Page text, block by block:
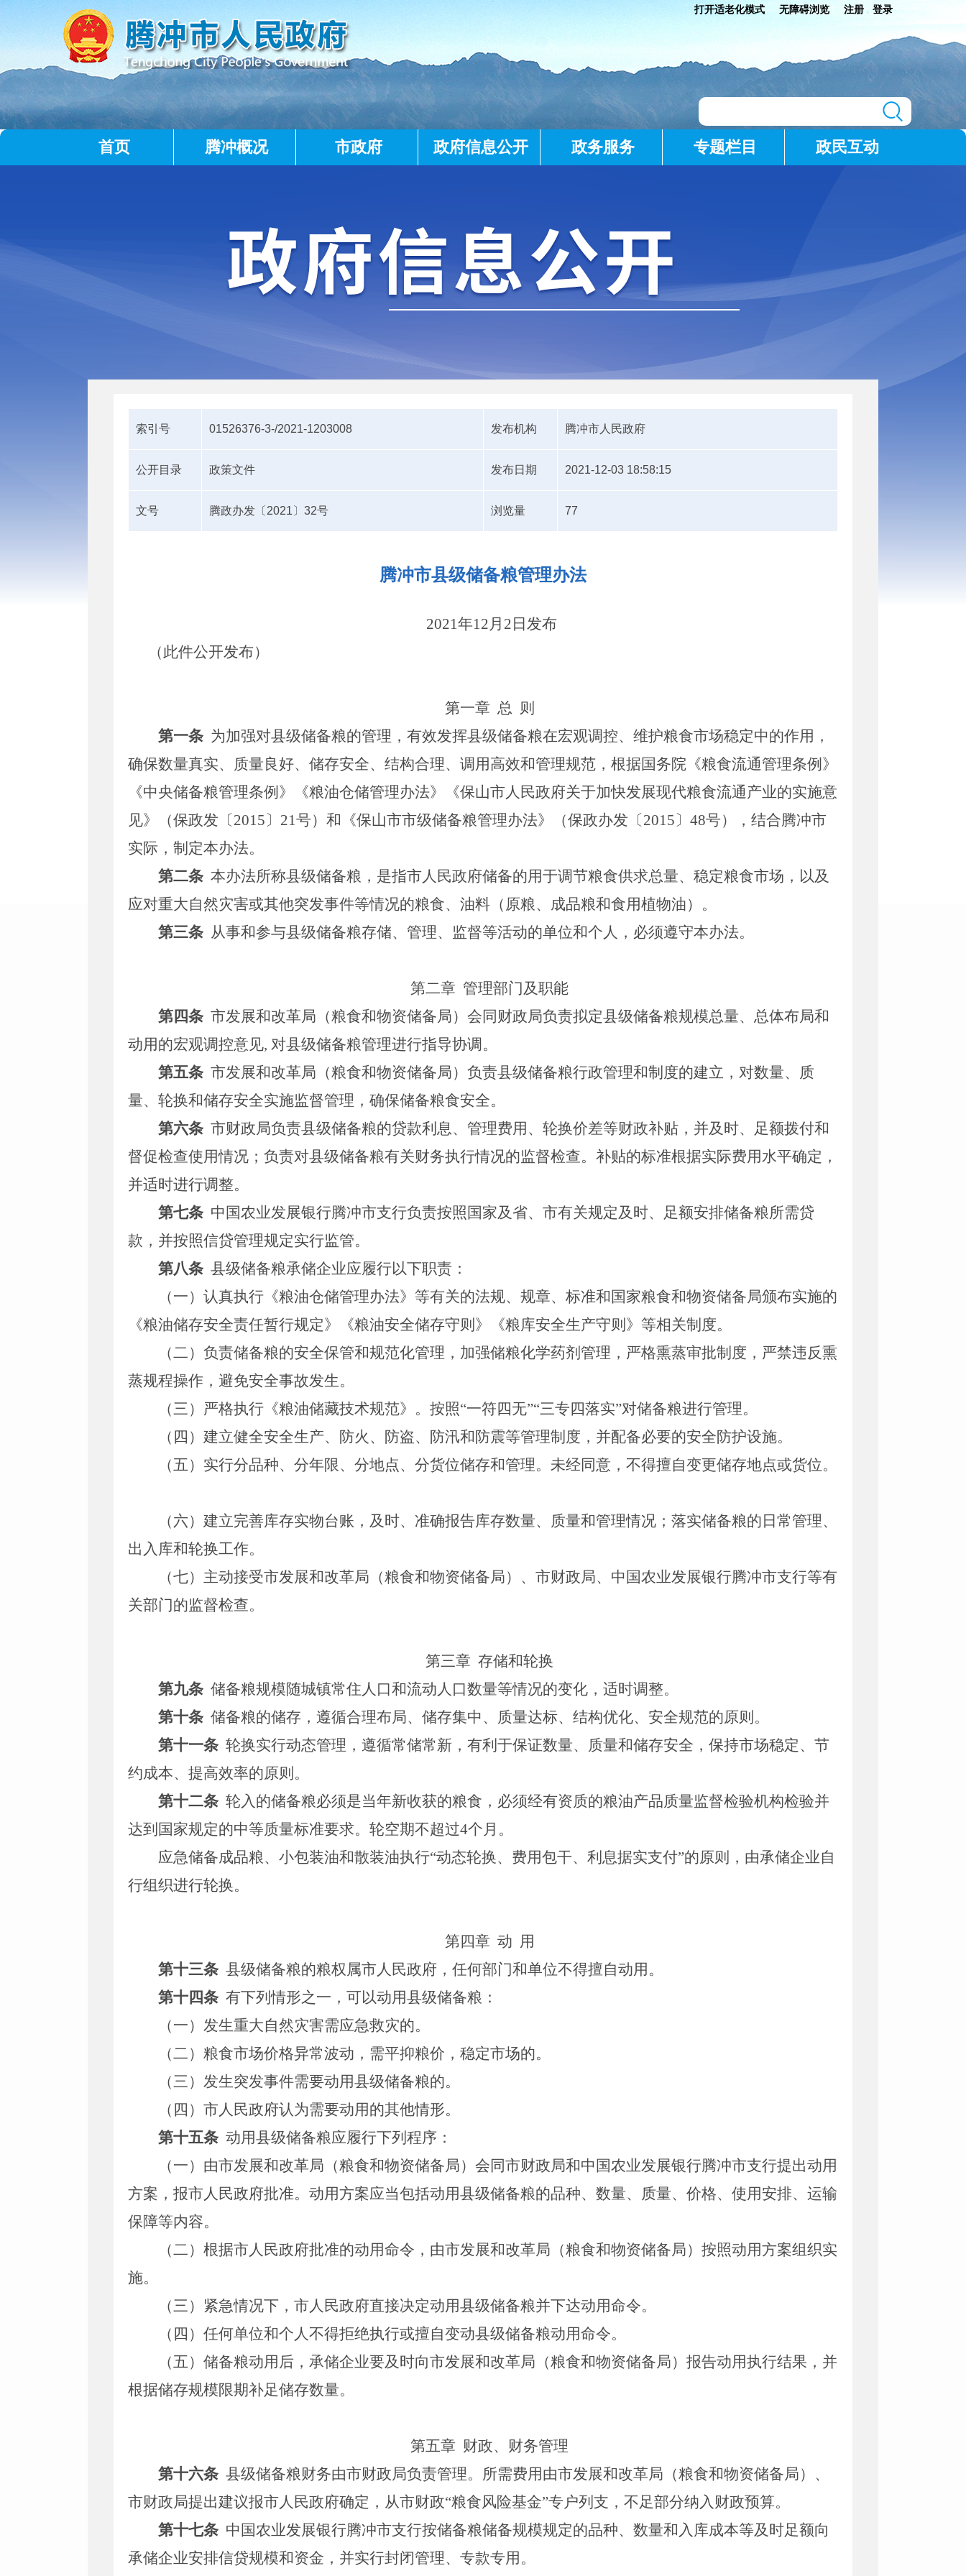
打开适老化模式 无障碍浏览 注册 登录
首页 腾冲概况 市政府 政府信息公开 政务服务 专题栏目 政民互动
索引号 01526376-3-/2021-1203008 发布机构 腾冲市人民政府
公开目录 政策文件 发布日期 2021-12-03 18:58:15
文号 腾政办发〔2021〕32号 浏览量 77
腾冲市县级储备粮管理办法
2021年12月 2 日发布
（此件公开发布）
第一章 总 则
第一条 为加强对县级储备粮的管理，有效发挥县级储备粮在宏观调控、维护粮食市场稳定中的作用，
确保数量真实、质量良好、储存安全、结构合理、调用高效和管理规范，根据国务院《粮食流通管理条例》
《中央储备粮管理条例》《粮油仓储管理办法》《保山市人民政府关于加快发展现代粮食流通产业的实施意
见》（保政发〔2015〕 21号）和《保山市市级储备粮管理办法》（保政办发〔2015〕 48号），结合腾冲市
实际，制定本办法。
第二条 本办法所称县级储备粮，是指市人民政府储备的用于调节粮食供求总量、稳定粮食市场，以及
应对重大自然灾害或其他突发事件等情况的粮食、油料（原粮、成品粮和食用植物油）。
第三条 从事和参与县级储备粮存储、管理、监督等活动的单位和个人，必须遵守本办法。
第二章 管理部门及职能
第四条 市发展和改革局（粮食和物资储备局）会同财政局负责拟定县级储备粮规模总量、总体布局和
动用的宏观调控意见, 对县级储备粮管理进行指导协调。
第五条 市发展和改革局（粮食和物资储备局）负责县级储备粮行政管理和制度的建立，对数量、质
量、轮换和储存安全实施监督管理，确保储备粮食安全。
第六条 市财政局负责县级储备粮的贷款利息、管理费用、轮换价差等财政补贴，并及时、足额拨付和
督促检查使用情况；负责对县级储备粮有关财务执行情况的监督检查。补贴的标准根据实际费用水平确定，
并适时进行调整。
第七条 中国农业发展银行腾冲市支行负责按照国家及省、市有关规定及时、足额安排储备粮所需贷
款，并按照信贷管理规定实行监管。
第八条 县级储备粮承储企业应履行以下职责：
（一）认真执行《粮油仓储管理办法》等有关的法规、规章、标准和国家粮食和物资储备局颁布实施的
《粮油储存安全责任暂行规定》《粮油安全储存守则》《粮库安全生产守则》等相关制度。
（二）负责储备粮的安全保管和规范化管理，加强储粮化学药剂管理，严格熏蒸审批制度，严禁违反熏
蒸规程操作，避免安全事故发生。
（三）严格执行《粮油储藏技术规范》。按照“一符四无”“三专四落实”对储备粮进行管理。
（四）建立健全安全生产、防火、防盗、防汛和防震等管理制度，并配备必要的安全防护设施。
（五）实行分品种、分年限、分地点、分货位储存和管理。未经同意，不得擅自变更储存地点或货位。
（六）建立完善库存实物台账，及时、准确报告库存数量、质量和管理情况；落实储备粮的日常管理、
出入库和轮换工作。
（七）主动接受市发展和改革局（粮食和物资储备局）、市财政局、中国农业发展银行腾冲市支行等有
关部门的监督检查。
第三章 存储和轮换
第九条 储备粮规模随城镇常住人口和流动人口数量等情况的变化，适时调整。
第十条 储备粮的储存，遵循合理布局、储存集中、质量达标、结构优化、安全规范的原则。
第十一条 轮换实行动态管理，遵循常储常新，有利于保证数量、质量和储存安全，保持市场稳定、节
约成本、提高效率的原则。
第十二条 轮入的储备粮必须是当年新收获的粮食，必须经有资质的粮油产品质量监督检验机构检验并
达到国家规定的中等质量标准要求。轮空期不超过4个月。
应急储备成品粮、小包装油和散装油执行“动态轮换、费用包干、利息据实支付”的原则，由承储企业自
行组织进行轮换。
第四章 动 用
第十三条 县级储备粮的粮权属市人民政府，任何部门和单位不得擅自动用。
第十四条 有下列情形之一，可以动用县级储备粮：
（一）发生重大自然灾害需应急救灾的。
（二）粮食市场价格异常波动，需平抑粮价，稳定市场的。
（三）发生突发事件需要动用县级储备粮的。
（四）市人民政府认为需要动用的其他情形。
第十五条 动用县级储备粮应履行下列程序：
（一）由市发展和改革局（粮食和物资储备局）会同市财政局和中国农业发展银行腾冲市支行提出动用
方案，报市人民政府批准。动用方案应当包括动用县级储备粮的品种、数量、质量、价格、使用安排、运输
保障等内容。
（二）根据市人民政府批准的动用命令，由市发展和改革局（粮食和物资储备局）按照动用方案组织实
施。
（三）紧急情况下，市人民政府直接决定动用县级储备粮并下达动用命令。
（四）任何单位和个人不得拒绝执行或擅自变动县级储备粮动用命令。
（五）储备粮动用后，承储企业要及时向市发展和改革局（粮食和物资储备局）报告动用执行结果，并
根据储存规模限期补足储存数量。
第五章 财政、财务管理
第十六条 县级储备粮财务由市财政局负责管理。所需费用由市发展和改革局（粮食和物资储备局）、
市财政局提出建议报市人民政府确定，从市财政“粮食风险基金”专户列支，不足部分纳入财政预算。
第十七条 中国农业发展银行腾冲市支行按储备粮储备规模规定的品种、数量和入库成本等及时足额向
承储企业安排信贷规模和资金，并实行封闭管理、专款专用。